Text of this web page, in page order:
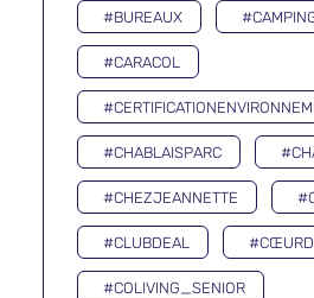
#BUREAUX
#CARACOL
#CHABLAISPARC
#CHEZJEANNETTE
#CLUBDEAL
#COLIVING_SENIOR